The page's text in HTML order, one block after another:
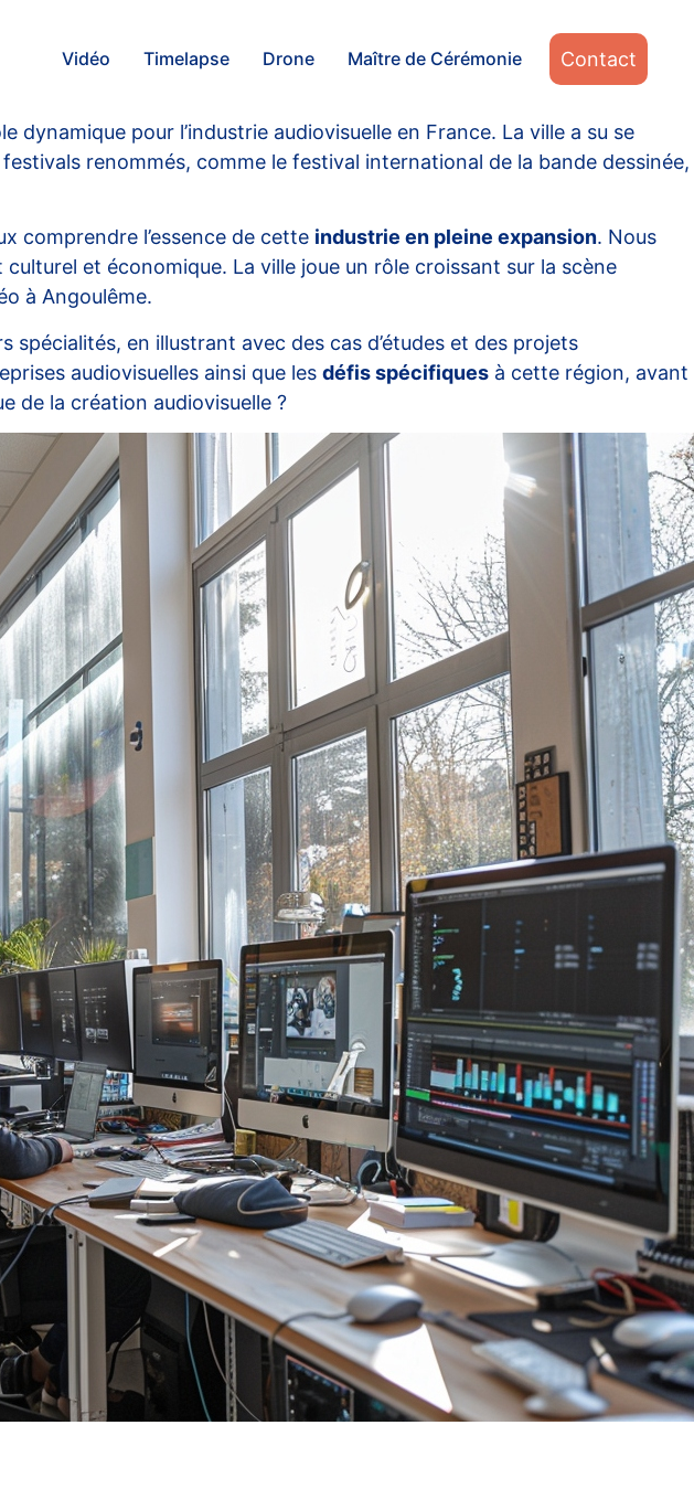
Vidéo Timelapse Drone Maître de Cérémonie Contact
dynamique pour l’industrie audiovisuelle en France. La ville a su se
renommés, comme le festival international de la bande dessinée,
comprendre l’essence de cette industrie en pleine expansion. Nous
et économique. La ville joue un rôle croissant sur la scène
à Angoulême.
en illustrant avec des cas d’études et des projets
audiovisuelles ainsi que les défis spécifiques à cette région, avant
de la création audiovisuelle ?